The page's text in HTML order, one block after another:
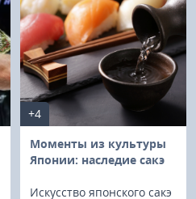
+4
Моменты из культуры
Японии: наследие сакэ
Искусство японского сакэ